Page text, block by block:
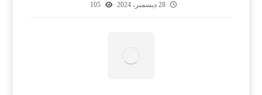
28 ديسمبر، 2024 105